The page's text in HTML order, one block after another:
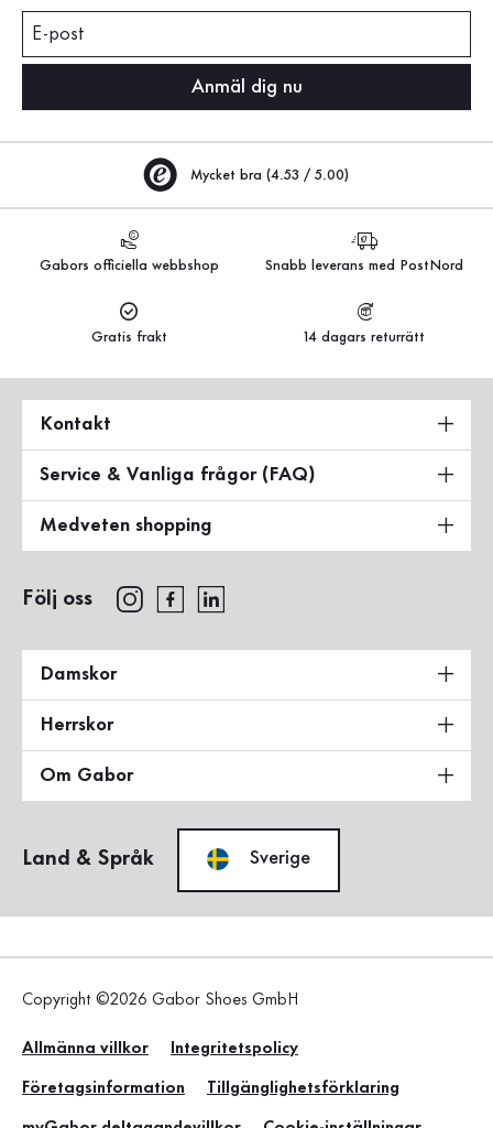
Anmäl dig nu
Mycket bra (4.53 / 5.00)
Gabors officiella webbshop Snabb leverans med PostNord
Gratis frakt 14 dagars returrätt
Kontakt
Service & Vanliga frågor (FAQ)
Medveten shopping
Följ oss
Damskor
Herrskor
Om Gabor
Land & Språk Sverige
Copyright ©2026 Gabor Shoes GmbH
Allmänna villkor Integritetspolicy
Företagsinformation Tillgänglighetsförklaring